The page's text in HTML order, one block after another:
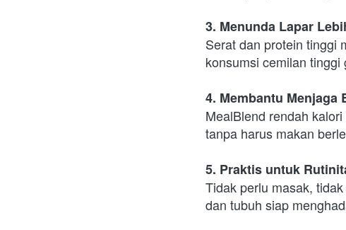
3. Menunda Lapar
Serat dan protein tinggi
konsumsi cemilan tinggi
4. Membantu Menjaga
MealBlend rendah
tanpa harus makan
5. Praktis untuk
Tidak perlu masak,
dan tubuh siap